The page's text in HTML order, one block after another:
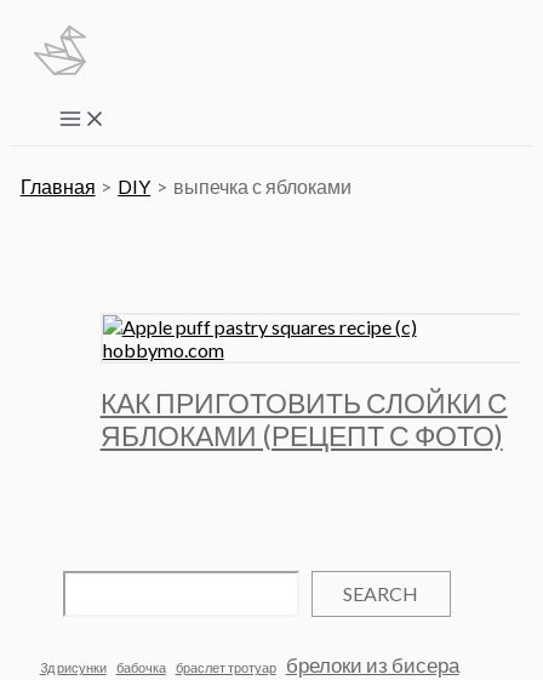
Перейти
содержимому
Main
Menu
Главная DIY выпечка с яблоками
КАК ПРИГОТОВИТЬ СЛОЙКИ С
ЯБЛОКАМИ (РЕЦЕПТ С ФОТО)
SEARCH
3д рисунки бабочка браслет тротуар брелоки из бисера